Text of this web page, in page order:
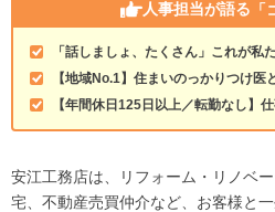
人事担当が語る 「
「話しましょ、たくさん」これが私
【地域No.1】住まいのっかりつけ医
【年間休日125日以上／転勤なし】
安江工務店は、リフォーム・リノベ
宅、不動産売買仲介など、お客様と